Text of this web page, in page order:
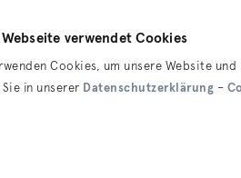
Webseite verwendet Cookies
Cookies, um unsere Website
in unserer Datenschutzerklärung –
Fahrt Tickets